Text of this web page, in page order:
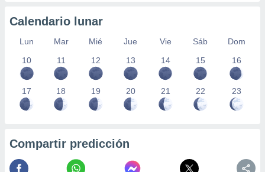
Calendario lunar
Lun Mar Mié Jue Vie Sáb
Dom
10
11 12 13 14 15 16
17 18 19 20 21 22 23
Compartir predicción